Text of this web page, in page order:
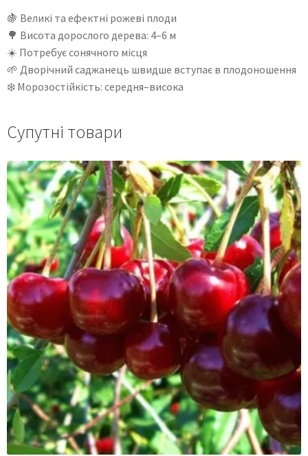
🍇 Великі та ефектні рожеві плоди
🌳 Висота дорослого дерева: 4–6 м
☀️ Потребує сонячного місця
🌱 Дворічний саджанець швидше вступає в плодоношення
❄️ Морозостійкість: середня–висока
Супутні товари